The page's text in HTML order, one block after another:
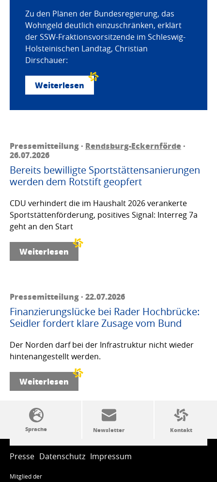
Zu den Plänen der Bundesregierung, das
Wohngeld deutlich einzuschränken, erklärt
der SSW-Fraktionsvorsitzende im Schleswig-
Holsteinischen Landtag, Christian
Dirschauer:
Weiterlesen
Pressemitteilung · Rendsburg-Eckernförde·
26.07.2026
Bereits bewilligte Sportstättensanierungen
werden dem Rotstift geopfert
CDU verhindert die im Haushalt 2026 verankerte
Sportstättenförderung, positives Signal: Interreg 7a
geht an den Start
Weiterlesen
Pressemitteilung · 22.07.2026
Finanzierungslücke bei Rader Hochbrücke:
Seidler fordert klare Zusage vom Bund
Der Norden darf bei der Infrastruktur nicht wieder
hintenangestellt werden.
Weiterlesen
SSW-Politik von A bis Z
Presse Datenschutz Impressum
Mitglied der